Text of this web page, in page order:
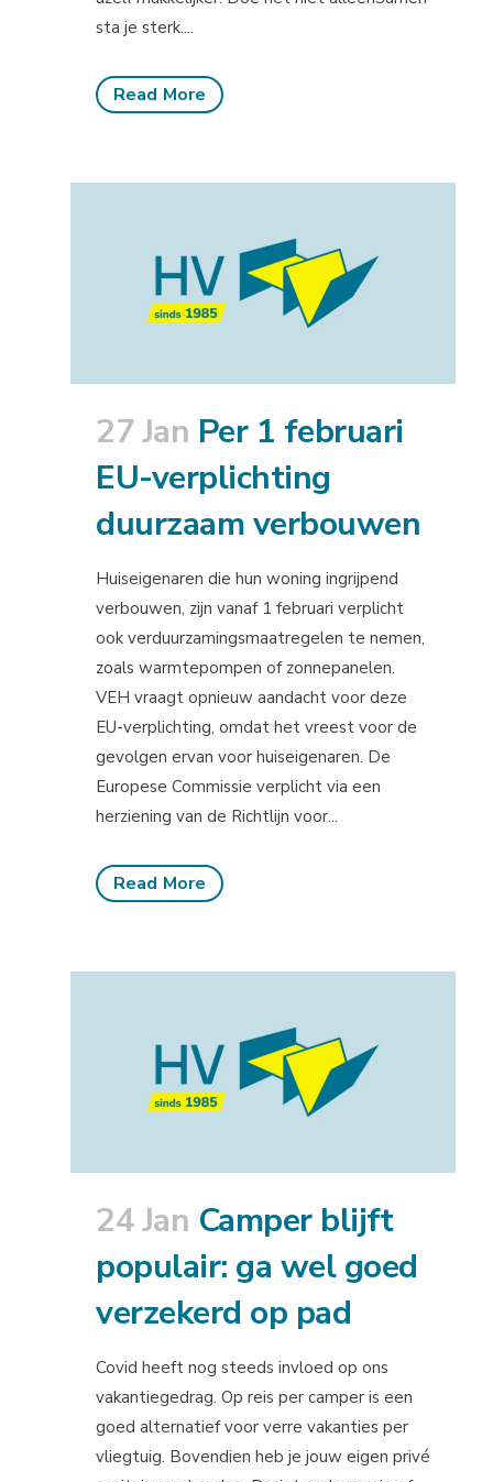
sta je sterk....
Read More
27 Jan Per 1 februari
EU-verplichting
duurzaam verbouwen
Huiseigenaren die hun woning ingrijpend
verbouwen, zijn vanaf 1 februari verplicht
ook verduurzamingsmaatregelen te nemen,
zoals warmtepompen of zonnepanelen.
VEH vraagt opnieuw aandacht voor deze
EU-verplichting, omdat het vreest voor de
gevolgen ervan voor huiseigenaren. De
Europese Commissie verplicht via een
herziening van de Richtlijn voor...
Read More
24 Jan Camper blijft
populair: ga wel goed
verzekerd op pad
Covid heeft nog steeds invloed op ons
vakantiegedrag. Op reis per camper is een
goed alternatief voor verre vakanties per
vliegtuig. Bovendien heb je jouw eigen privé